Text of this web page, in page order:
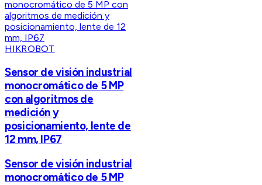
HIKROBOT
Sensor de visión industrial
monocromático de 5 MP
con algoritmos de
medición y
posicionamiento, lente de
12 mm, IP67
Sensor de visión industrial
monocromático de 5 MP